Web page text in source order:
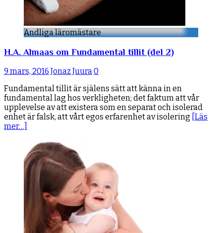
Andliga läromästare
H.A. Almaas om Fundamental tillit (del 2)
9 mars, 2016 Jonaz Juura0
Fundamental tillit är själens sätt att känna in en
fundamental lag hos verkligheten; det faktum att vår
upplevelse av att existera som en separat och isolerad
enhet är falsk, att vårt egos erfarenhet av isolering [Läs
mer…]